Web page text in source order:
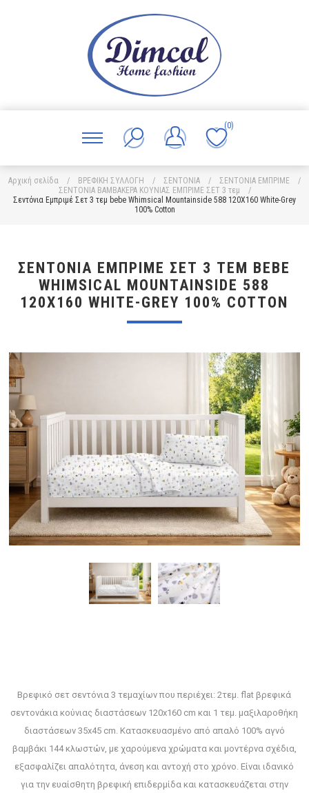
(0)
Αρχική σελίδα / ΒΡΕΦΙΚΗ ΣΥΛΛΟΓΗ / ΣΕΝΤΟΝΙΑ / ΣΕΝΤΟΝΙΑ ΕΜΠΡΙΜΕ
/
ΣΕΝΤΟΝΙΑ ΒΑΜΒΑΚΕΡΑ ΚΟΥΝΙΑΣ ΕΜΠΡΙΜΕ ΣΕΤ 3 τεμ
/
Σεντόνια Εμπριμέ Σετ 3 τεμ bebe Whimsical Mountainside 588 120X160 White-Grey
100% Cotton
ΣΕΝΤΌΝΙΑ ΕΜΠΡΙΜΈ ΣΕΤ 3 ΤΕΜ BEBE
WHIMSICAL MOUNTAINSIDE 588
120X160 WHITE-GREY 100% COTTON
Βρεφικό σετ σεντόνια 3 τεμαχίων που περιέχει: 2τεμ. flat βρεφικά
σεντονάκια κούνιας διαστάσεων 120x160 cm και 1 τεμ. μαξιλαροθήκη
διαστάσεων 35x45 cm. Κατασκευασμένο από απαλό 100% αγνό
βαμβάκι 144 κλωστών, με χαρούμενα χρώματα και μοντέρνα σχέδια,
εξασφαλίζει απαλότητα, άνεση και αντοχή στο χρόνο. Είναι ιδανικό
για την ευαίσθητη βρεφική επιδερμίδα και κατασκευάζεται στην